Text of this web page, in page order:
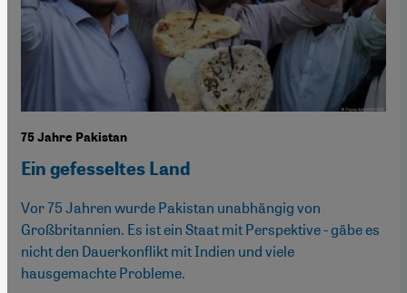
75 Jahre Pakistan
Ein gefesseltes Land
Vor 75 Jahren wurde Pakistan unabhängig von
Großbritannien. Es ist ein Staat mit Perspektive - gäbe es
nicht den Dauerkonflikt mit Indien und viele
hausgemachte Probleme.